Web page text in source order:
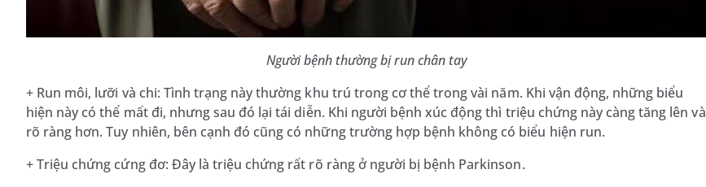
Người bệnh thường bị run chân tay
+ Run môi, lưỡi và chi: Tình trạng này thường khu trú trong cơ thể trong vài năm. Khi vận động, những biểu
hiện này có thể mất đi, nhưng sau đó lại tái diễn. Khi người bệnh xúc động thì triệu chứng này càng tăng lên và
rõ ràng hơn. Tuy nhiên, bên cạnh đó cũng có những trường hợp bệnh không có biểu hiện run.
+ Triệu chứng cứng đơ: Đây là triệu chứng rất rõ ràng ở người bị bệnh Parkinson.